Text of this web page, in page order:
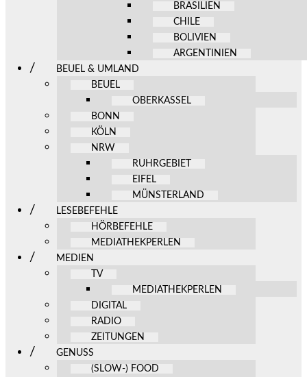
BRASILIEN
CHILE
BOLIVIEN
ARGENTINIEN
BEUEL & UMLAND
BEUEL
OBERKASSEL
BONN
KÖLN
NRW
RUHRGEBIET
EIFEL
MÜNSTERLAND
LESEBEFEHLE
HÖRBEFEHLE
MEDIATHEKPERLEN
MEDIEN
TV
MEDIATHEKPERLEN
DIGITAL
RADIO
ZEITUNGEN
GENUSS
(SLOW-) FOOD